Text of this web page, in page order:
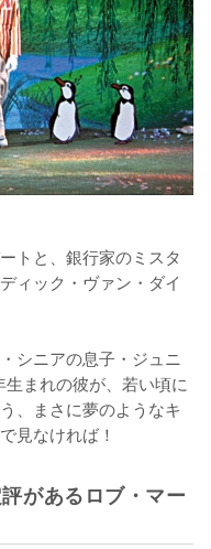
トと、銀行家のミスタ
ィック・ヴァン・ダイ
シニアの息子・ジュニ
まれの彼が、若い頃に
、まさに夢のようなキ
見なければ！
があるロブ・マー